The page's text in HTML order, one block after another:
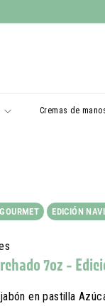
Cremas de
EDICIÓN
7oz -
en pastilla